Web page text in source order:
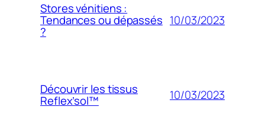
Stores vénitiens :
Tendances ou dépassés
?
10/03/2023
Découvrir les tissus
Reflex’sol™ 10/03/2023